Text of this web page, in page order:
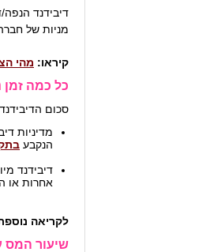
דיבידנד
מניות של
קיראו: מהי
כל כמה זמן
סכום
מדיניות
הנקבע
דיבידנד
אחרות או
לקריאה
שיעור המס